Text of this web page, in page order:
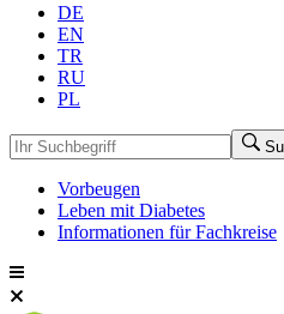
DE
EN
TR
RU
PL
Vorbeugen
Leben mit Diabetes
Informationen für Fachkreise